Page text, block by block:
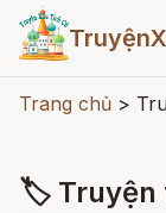
Trang chủ >
🏷 Truyện